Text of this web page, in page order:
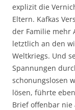
explizit die
Eltern. Kafkas
der Familie mehr
letztlich an den
Weltkriegs. Und
Spannungen
schonungslosen
lösen, führte
Brief offenbar